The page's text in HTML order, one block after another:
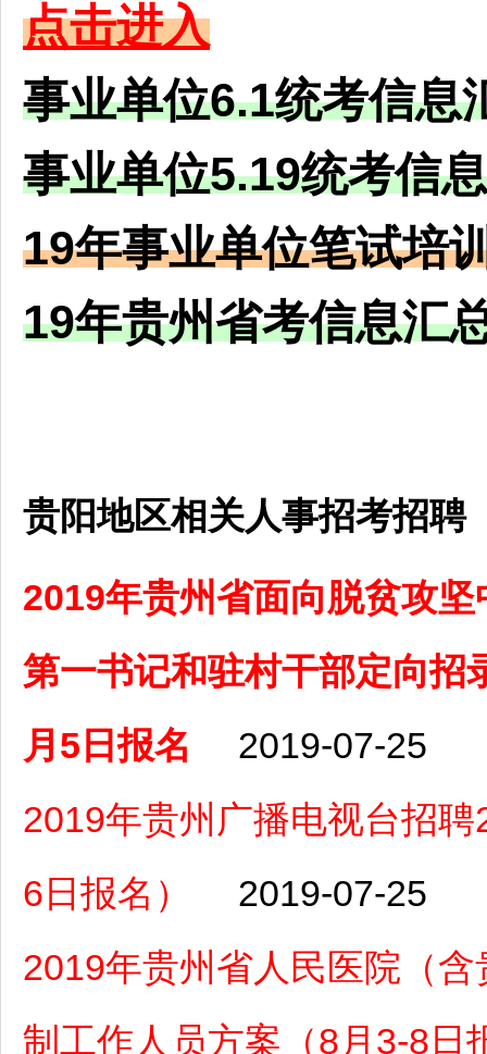
点击进入
事业单位6.1统考信息
事业单位5.19统考信
19年事业单位笔试培
19年贵州省考信息汇
贵阳地区相关人事招考招聘
2019年贵州省面向脱贫攻
第一书记和驻村干部定向招
月5日报名
2019-07-25
2019年贵州广播电视台招
6日报名）
2019-07-25
2019年贵州省人民医院（
制工作人员方案（8月3-8日